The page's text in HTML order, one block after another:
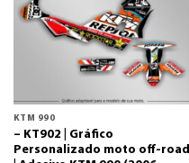
KTM 990
– KT902 | Gráfico
Personalizado moto off-road